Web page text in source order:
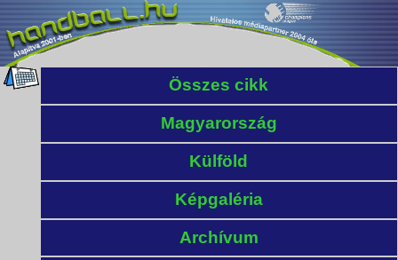
Összes cikk
Magyarország
Külföld
Képgaléria
Archívum